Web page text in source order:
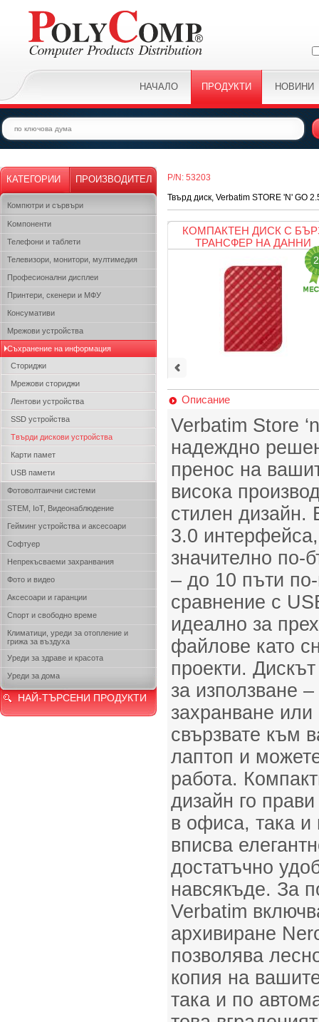
НАЧАЛО ПРОДУКТИ НОВИНИ
КАТЕГОРИИ ПРОИЗВОДИТЕЛ
Компютри и сървъри
Kомпоненти
Телефони и таблети
Телевизори, монитори, мултимедия
Професионални дисплеи
Принтери, скенери и МФУ
Консумативи
Мрежови устройства
Съхранение на информация
Сториджи
Мрежови сториджи
Лентови устройства
SSD устройства
Твърди дискови устройства
Карти памет
USB памети
Фотоволтаични системи
STEM, IoT, Видеонаблюдение
Гейминг устройства и аксесоари
Софтуер
Непрекъсваеми захранвания
Фото и видео
Аксесоари и гаранции
Спорт и свободно време
Климатици, уреди за отопление и
грижа за въздуха
Уреди за здраве и красота
Уреди за дома
НАЙ-ТЪРСЕНИ ПРОДУКТИ
P/N: 53203
Твърд диск, Verbatim STORE 'N' GO
КОМПАКТЕН ДИСК С
ТРАНСФЕР НА ДАННИ
Описание
Verbatim Store
надеждно
пренос на
висока
стилен дизайн.
3.0 интерфейса,
значително по-
– до 10 пъти
сравнение с
идеално за
файлове като
проекти.
за използване
захранване
свързвате към
лаптоп и
работа.
дизайн го
в офиса, така
вписва
достатъчно
навсякъде. За
Verbatim
архивиране
позволява
копия на
така и по